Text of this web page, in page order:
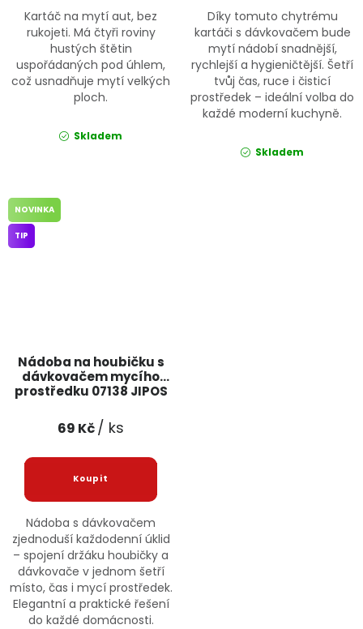
Kartáč na mytí aut, bez
rukojeti. Má čtyři roviny
hustých štětin
uspořádaných pod úhlem,
což usnadňuje mytí velkých
ploch.
Skladem
Díky tomuto chytrému
kartáči s dávkovačem bude
mytí nádobí snadnější,
rychlejší a hygieničtější. Šetří
tvůj čas, ruce i čisticí
prostředek – ideální volba do
každé moderní kuchyně.
Skladem
Nádoba na houbičku s
dávkovačem mycího
prostředku 07138 JIPOS
NOVINKA
TIP
69 Kč/ ks
Nádoba s dávkovačem
zjednoduší každodenní úklid
– spojení držáku houbičky a
dávkovače v jednom šetří
místo, čas i mycí prostředek.
Elegantní a praktické řešení
do každé domácnosti.